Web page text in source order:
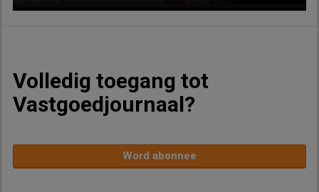
Volledig toegang tot
Vastgoedjournaal?
Word abonnee